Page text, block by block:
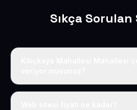
Sıkça
Evet, Kılıçkaya Mahallesi dahil